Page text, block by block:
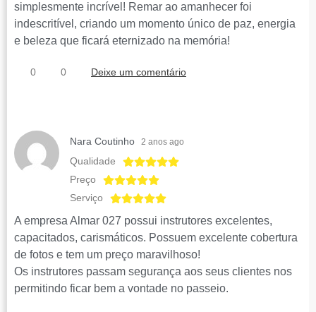
simplesmente incrível! Remar ao amanhecer foi
indescritível, criando um momento único de paz, energia
e beleza que ficará eternizado na memória!
0 0 Deixe um comentário
Nara Coutinho 2 anos ago
Qualidade
Preço
Serviço
A empresa Almar 027 possui instrutores excelentes,
capacitados, carismáticos. Possuem excelente cobertura
de fotos e tem um preço maravilhoso!
Os instrutores passam segurança aos seus clientes nos
permitindo ficar bem a vontade no passeio.